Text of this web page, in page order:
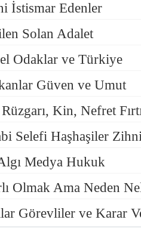
İstismar Edenler
Solan Adalet
Odaklar ve Türkiye
Güven ve Umut
Kin, Nefret
Selefi Haşhaşiler
Medya Hukuk
Olmak Ama Neden
Görevliler ve Karar